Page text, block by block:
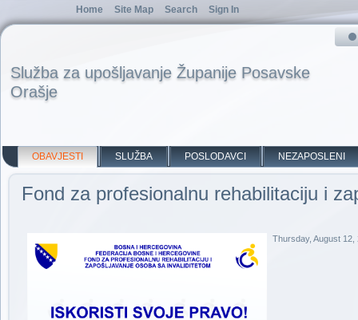
Služba za upošljavanje Županije Posavske
Orašje
OBAVJESTI SLUŽBA POSLODAVCI NEZAPOSLENI
Fond za profesionalnu rehabilitaciju i
Thursday, August 12,
Home Site Map Search Sign In